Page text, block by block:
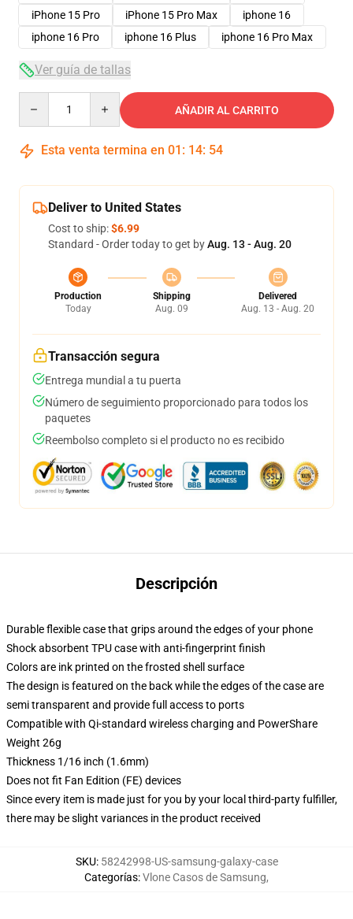
iPhone 15 Pro
iPhone 15 Pro Max
iphone 16
iphone 16 Pro
iphone 16 Plus iphone 16 Pro Max
Ver guía de tallas
AÑADIR AL CARRITO
Esta venta termina en 01 : 14: 54
Deliver to United States
Cost to ship:$6.99
Standard - Order today to get byAug. 13 - Aug. 20
Production
Today
Shipping
Aug. 09
Delivered
Aug. 13 - Aug. 20
Transacción segura
Entrega mundial a tu puerta
Número de seguimiento proporcionado para todos los
paquetes
Reembolso completo si el producto no es recibido
Descripción
Durable flexible case that grips around the edges of your phone
Shock absorbent TPU case with anti-fingerprint finish
Colors are ink printed on the frosted shell surface
The design is featured on the back while the edges of the case are
semi transparent and provide full access to ports
Compatible with Qi-standard wireless charging and PowerShare
Weight 26g
Thickness 1/16 inch (1.6mm)
Does not fit Fan Edition (FE) devices
Since every item is made just for you by your local third-party fulfiller,
there may be slight variances in the product received
SKU: 58242998-US-samsung-galaxy-case
Categorías:Vlone Casos de Samsung,